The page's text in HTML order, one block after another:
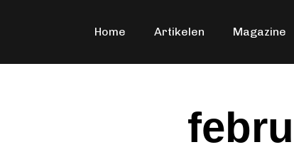
Home Artikelen Magazine